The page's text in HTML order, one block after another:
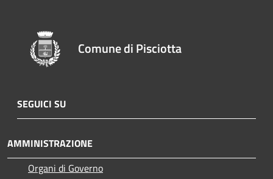
Comune di Pisciotta
SEGUICI SU
AMMINISTRAZIONE
Organi di Governo